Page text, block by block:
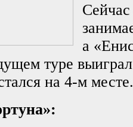
а
туре
на 4-м месте.